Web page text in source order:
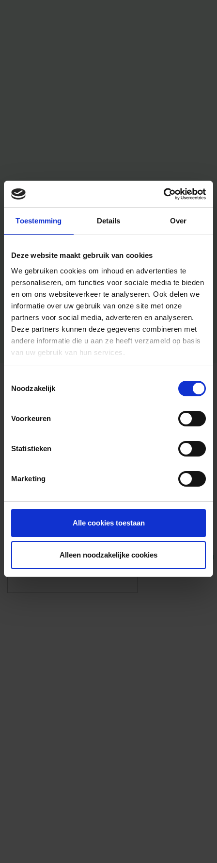
Toestemming Details Over
Deze website maakt gebruik van cookies
We gebruiken cookies om inhoud en advertenties te
personaliseren, om functies voor sociale media te bieden
en om ons websiteverkeer te analyseren. Ook delen we
informatie over uw gebruik van onze site met onze
partners voor social media, adverteren en analyseren.
Deze partners kunnen deze gegevens combineren met
andere informatie die u aan ze heeft verzameld op basis
van uw gebruik van hun services.
Noodzakelijk
Voorkeuren
Statistieken
Marketing
Alle cookies toestaan
Alleen noodzakelijke cookies
Algemene informatie
Foto’s ({{photos.length}})
Eigen foto’s